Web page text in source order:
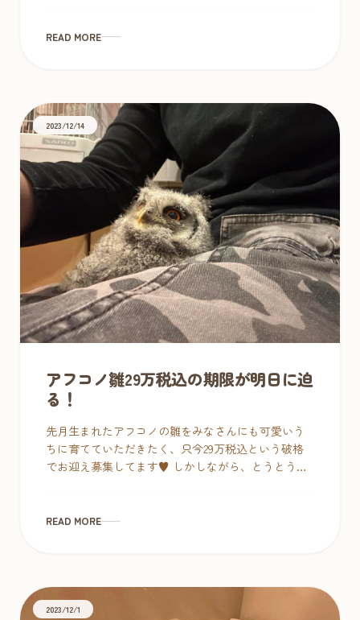
READ MORE
2023/12/14
アフコノ雛29万税込の期限が明日に迫
る！
先月生まれたアフコノの雛をみなさんにも可愛いう
ちに育てていただきたく、只今29万税込という破格
でお迎え募集してます♥ しかしながら、とうとうそ
READ MORE
2023/12/1